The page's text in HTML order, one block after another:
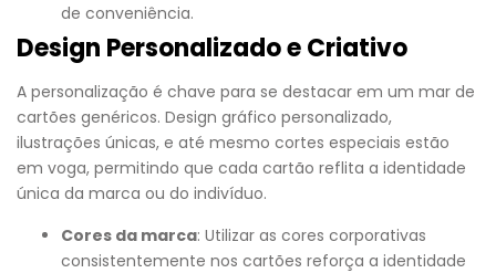
de conveniência.
Design Personalizado e Criativo
A personalização é chave para se destacar em um mar de
cartões genéricos. Design gráfico personalizado,
ilustrações únicas, e até mesmo cortes especiais estão
em voga, permitindo que cada cartão reflita a identidade
única da marca ou do indivíduo.
Cores da marca: Utilizar as cores corporativas
consistentemente nos cartões reforça a identidade